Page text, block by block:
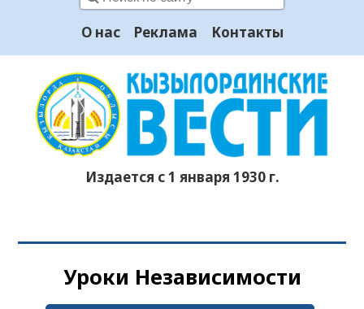
О нас Реклама Контакты
Издается с 1 января 1930 г.
Уроки Независимости